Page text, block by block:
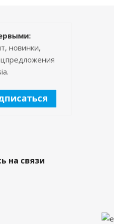
новинки,
на связи